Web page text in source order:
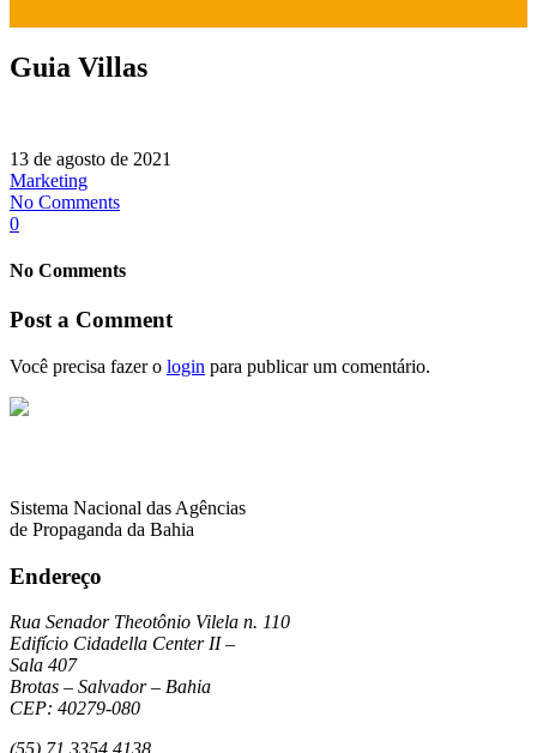
Guia Villas
13 de agosto de 2021
Marketing
No Comments
0
No Comments
Post a Comment
Você precisa fazer o login para publicar um comentário.
Sistema Nacional das Agências
de Propaganda da Bahia
Endereço
Rua Senador Theotônio Vilela n. 110
Edifício Cidadella Center II –
Sala 407
Brotas – Salvador – Bahia
CEP: 40279-080